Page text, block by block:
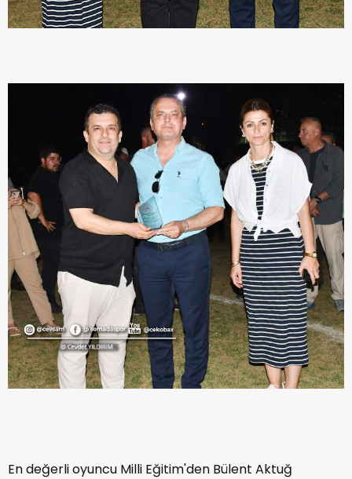
En değerli oyuncu Milli Eğitim'den Bülent Aktuğ